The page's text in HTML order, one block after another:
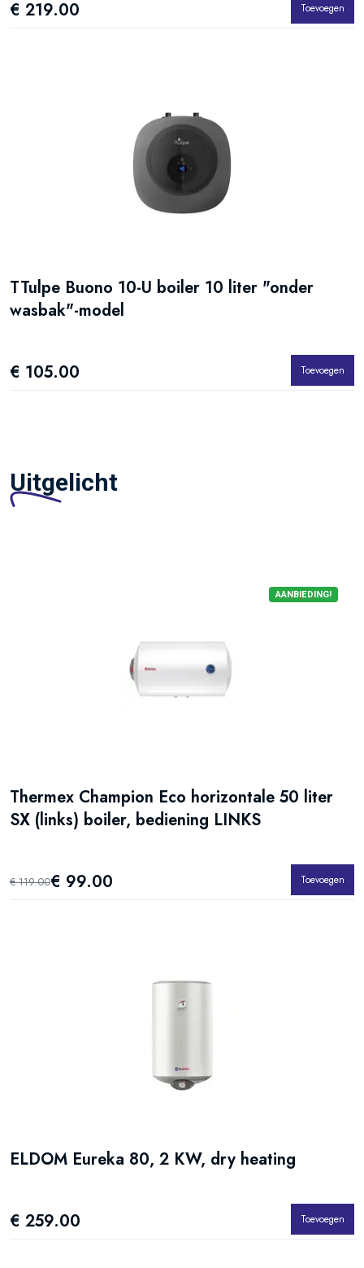
€ 219.00 Toevoegen
TTulpe Buono 10-U boiler 10 liter "onder
wasbak"-model
€ 105.00 Toevoegen
Uitgelicht
AANBIEDING!
Thermex Champion Eco horizontale 50 liter
SX (links) boiler, bediening LINKS
€ 119.00€ 99.00 Toevoegen
ELDOM Eureka 80, 2 KW, dry heating
€ 259.00 Toevoegen